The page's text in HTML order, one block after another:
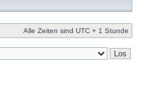
Alle Zeiten sind UTC + 1 Stunde